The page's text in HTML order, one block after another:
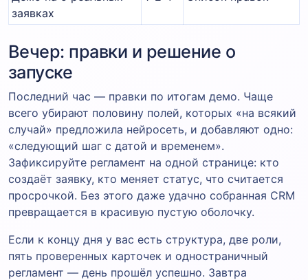
заявках
Вечер: правки и решение о
запуске
Последний час — правки по итогам демо. Чаще
всего убирают половину полей, которых «на всякий
случай» предложила нейросеть, и добавляют одно:
«следующий шаг с датой и временем».
Зафиксируйте регламент на одной странице: кто
создаёт заявку, кто меняет статус, что считается
просрочкой. Без этого даже удачно собранная CRM
превращается в красивую пустую оболочку.
Если к концу дня у вас есть структура, две роли,
пять проверенных карточек и одностраничный
регламент — день прошёл успешно. Завтра